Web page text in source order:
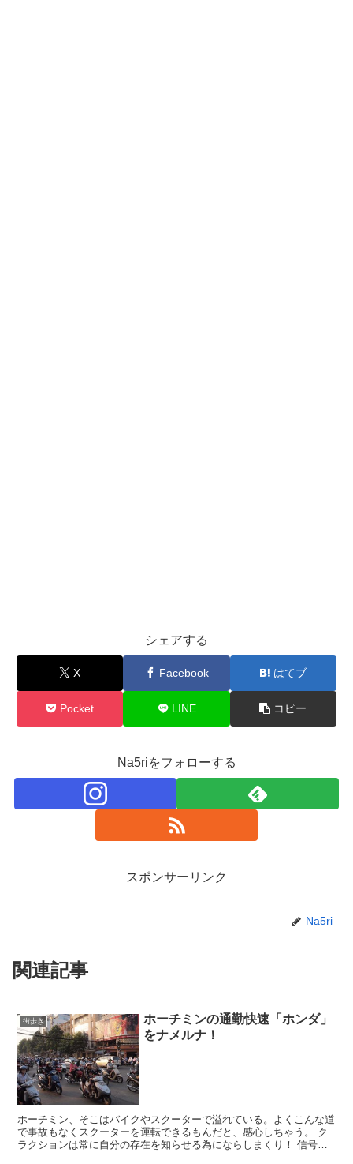
シェアする
X Facebook はてブ
Pocket LINE コピー
Na5riをフォローする
スポンサーリンク
Na5ri
関連記事
街歩き
ホーチミンの通勤快速「ホンダ」
をナメルナ！
ホーチミン、そこはバイクやスクーターで溢れている。よくこんな道
で事故もなくスクーターを運転できるもんだと、感心しちゃう。 ク
ラクションは常に自分の存在を知らせる為にならしまくり！ 信号は